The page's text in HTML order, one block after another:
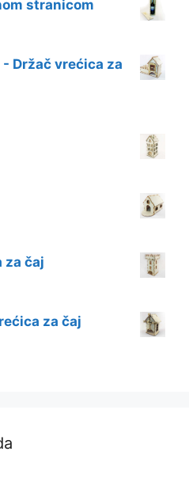
stranicom
Držač vrećica za
za čaj
za čaj